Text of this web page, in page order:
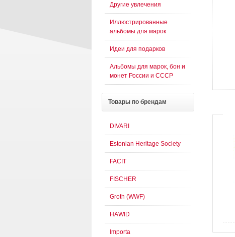
Другие увлечения
Иллюстрированные
альбомы для марок
Идеи для подарков
Альбомы для марок, бон и
монет России и СССР
Товары по брендам
DIVARI
Estonian Heritage Society
FACIT
FISCHER
Groth (WWF)
HAWID
Importa